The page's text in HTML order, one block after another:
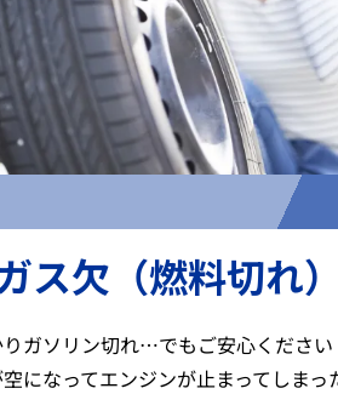
ス欠（燃料切れ
りガソリン切れ…でもご安心ください
になってエンジンが止まってしまっ